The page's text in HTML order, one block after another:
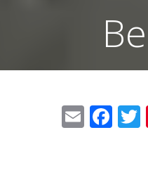
Email